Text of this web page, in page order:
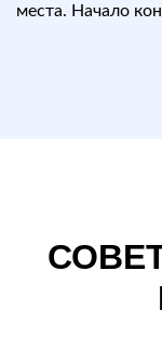
места. Начало